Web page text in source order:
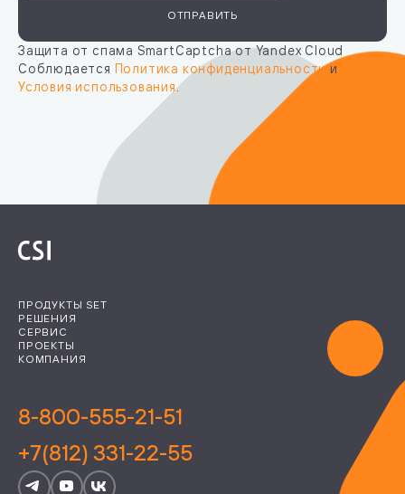
ОТПРАВИТЬ
Защита от спама SmartCaptcha от Yandex Cloud
Соблюдается Политика конфиденциальностии
Условия использования.
ПРОДУКТЫ SET
РЕШЕНИЯ
СЕРВИС
ПРОЕКТЫ
КОМПАНИЯ
8-800-555-21-51
+7(812) 331-22-55